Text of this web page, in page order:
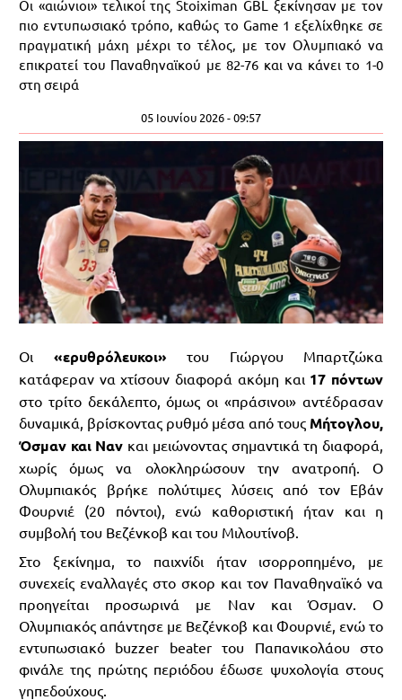
Οι «αιώνιοι» τελικοί της Stoiximan GBL ξεκίνησαν με τον
πιο εντυπωσιακό τρόπο, καθώς το Game 1 εξελίχθηκε σε
πραγματική μάχη μέχρι το τέλος, με τον Ολυμπιακό να
επικρατεί του Παναθηναϊκού με 82-76 και να κάνει το 1-0
στη σειρά
05 Ιουνίου 2026 - 09:57
Οι «ερυθρόλευκοι» του Γιώργου Μπαρτζώκα
κατάφεραν να χτίσουν διαφορά ακόμη και 17 πόντων
στο τρίτο δεκάλεπτο, όμως οι «πράσινοι» αντέδρασαν
δυναμικά, βρίσκοντας ρυθμό μέσα από τους Μήτογλου,
Όσμαν και Ναν και μειώνοντας σημαντικά τη διαφορά,
χωρίς όμως να ολοκληρώσουν την ανατροπή. Ο
Ολυμπιακός βρήκε πολύτιμες λύσεις από τον Εβάν
Φουρνιέ (20 πόντοι), ενώ καθοριστική ήταν και η
συμβολή του Βεζένκοβ και του Μιλουτίνοβ.
Στο ξεκίνημα, το παιχνίδι ήταν ισορροπημένο, με
συνεχείς εναλλαγές στο σκορ και τον Παναθηναϊκό να
προηγείται προσωρινά με Ναν και Όσμαν. Ο
Ολυμπιακός απάντησε με Βεζένκοβ και Φουρνιέ, ενώ το
εντυπωσιακό buzzer beater του Παπανικολάου στο
φινάλε της πρώτης περιόδου έδωσε ψυχολογία στους
γηπεδούχους.